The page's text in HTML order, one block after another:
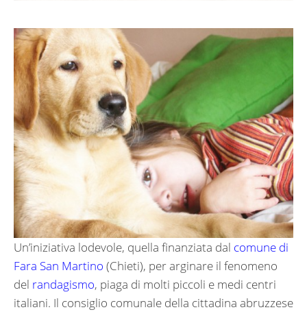
Un’iniziativa lodevole, quella finanziata dal comune di
Fara San Martino (Chieti), per arginare il fenomeno
del randagismo, piaga di molti piccoli e medi centri
italiani. Il consiglio comunale della cittadina abruzzese